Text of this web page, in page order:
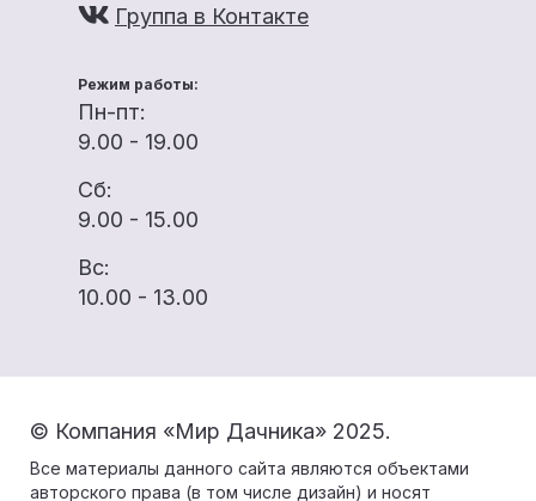
Группа в Контакте
Режим работы:
Пн-пт:
9.00 - 19.00
Сб:
9.00 - 15.00
Вс:
10.00 - 13.00
© Компания «Мир Дачника» 2025.
Все материалы данного сайта являются объектами
авторского права (в том числе дизайн) и носят